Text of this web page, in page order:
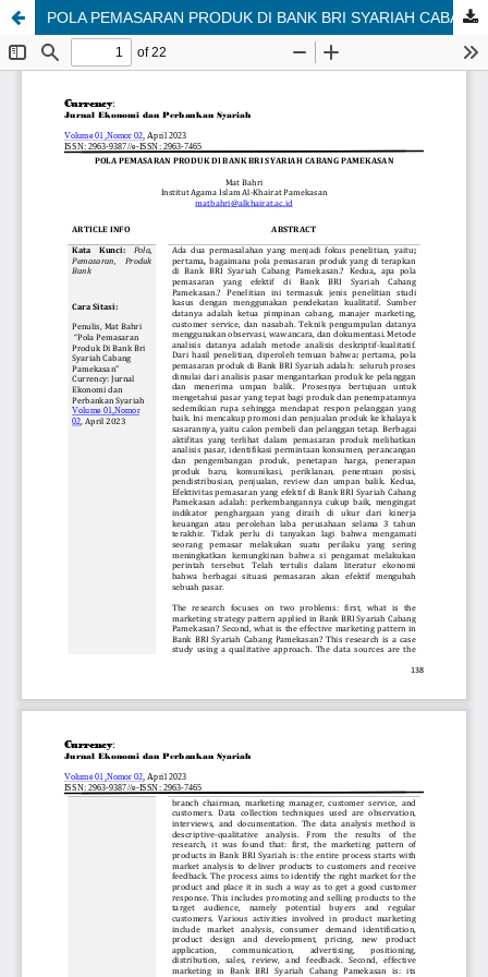
POLA PEMASARAN PRODUK DI BANK BRI SYARIAH CABANG PAMEKASAN